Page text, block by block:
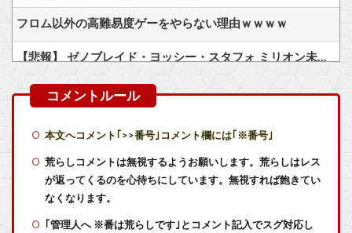
フロム以外の高難易度ゲーをやらない理由ｗｗｗｗ
【悲報】 ゼノブレイド・ヨッシー・スタフォ ミリオン未達・・・
とあるガールズバンドが「BOØWYのBAD FEELING演奏動画」を公開→おじさんたち激怒で大炎上
【艦これ】煙幕してんのに大暴れしすぎちゃうか？
【艦これ】ヴァトールはなんて呼べばいいんだろうね
【艦これ】デイス 他
本文へコメント｢>>番号｣コメント欄には｢※番号｣
荒らしコメントは無視するようお願いします。荒らしはレス
が返ってくるのを心待ちにしています。無視すれば飽きてい
なくなります。
｢管理人へ ※番は荒らしです｣とコメント記入でスグ対応し